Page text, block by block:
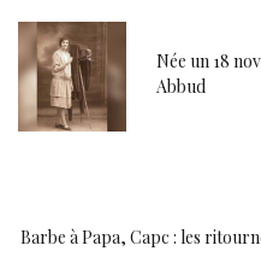
Née un 18
Abbud
Barbe à Papa, Capc : les